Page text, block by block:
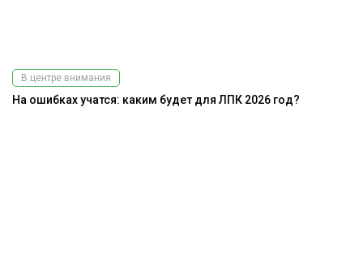
В центре внимания
На ошибках учатся: каким будет для ЛПК 2026 год?